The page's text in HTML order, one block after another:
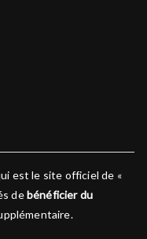
est le site officiel de «
debénéficier du